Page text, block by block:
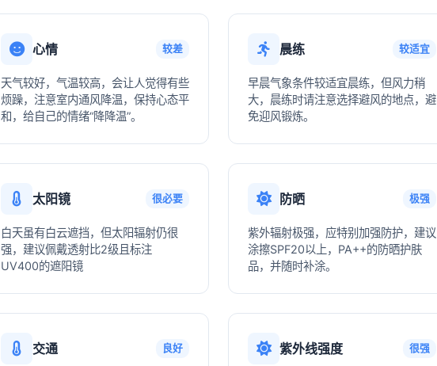
心情 较差
天气较好，气温较高，会让人觉得有些
烦躁，注意室内通风降温，保持心态平
和，给自己的情绪“降降温”。
晨练 较适宜
早晨气象条件较适宜晨练，但风力稍
大，晨练时请注意选择避风的地点，避
免迎风锻炼。
太阳镜 很必要
白天虽有白云遮挡，但太阳辐射仍很
强，建议佩戴透射比2级且标注
UV400的遮阳镜
防晒 极强
紫外辐射极强，应特别加强防护，建议
涂擦SPF20以上，PA++的防晒护肤
品，并随时补涂。
交通 良好 紫外线强度 很强